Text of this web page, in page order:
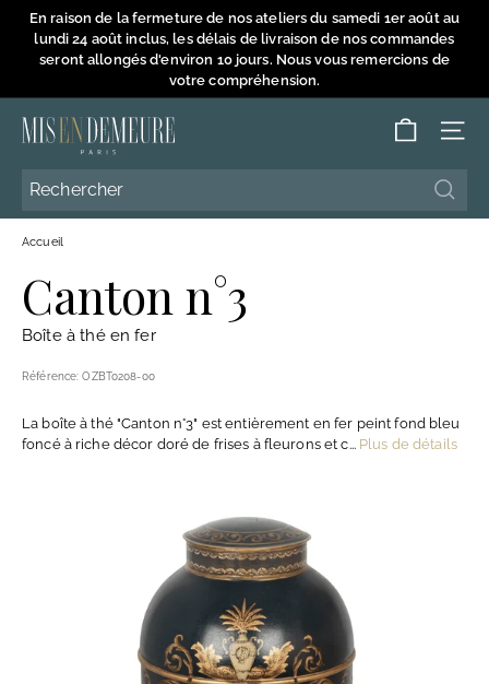
Passer
Diaporama
Pause
En raison de la fermeture de nos ateliers du samedi 1er août au
lundi 24 août inclus, les délais de livraison de nos commandes
seront allongés d'environ 10 jours. Nous vous remercions de
votre compréhension.
M
s
e
n
D
e
m
e
r
Accueil
Canton n°3
Boîte à thé en fer
Référence:OZBT0208-00
La boîte à thé "Canton n°3" est entièrement en fer peint fond bleu
foncé à riche décor doré de frises à fleurons et c... Plus de détails